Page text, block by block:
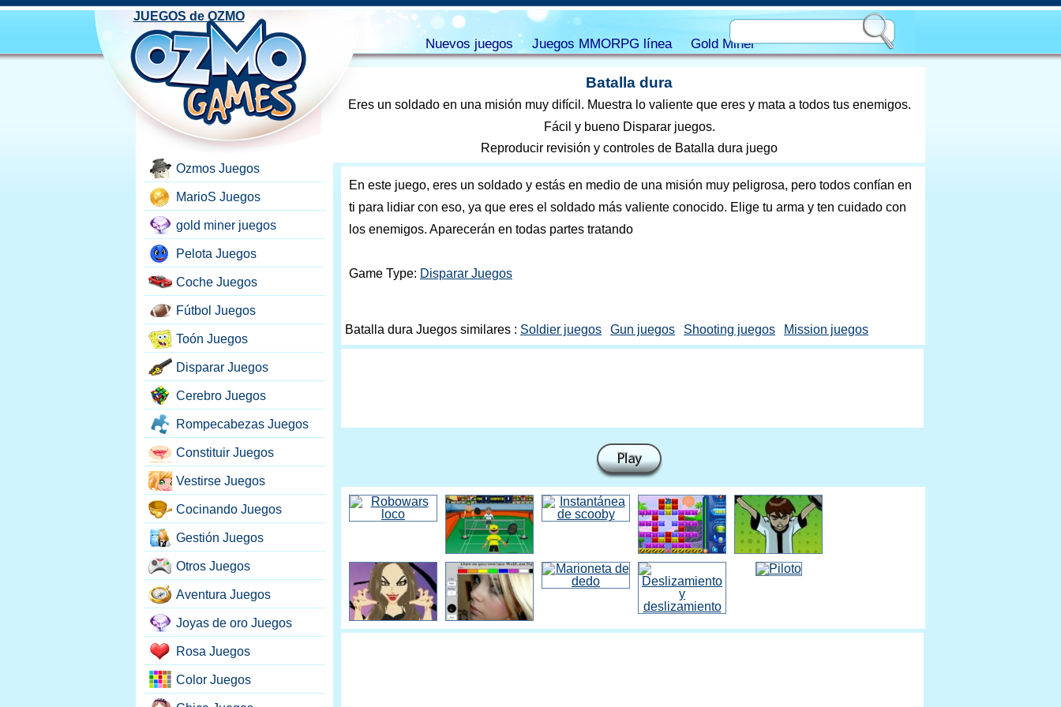
Batalla dura
Eres un soldado en una misión muy difícil. Muestra lo valiente que eres y mata a todos tus enemigos.
Fácil y bueno Disparar juegos.
Reproducir revisión y controles de Batalla dura juego
En este juego, eres un soldado y estás en medio de una misión muy peligrosa, pero todos confían en
ti para lidiar con eso, ya que eres el soldado más valiente conocido. Elige tu arma y ten cuidado con
los enemigos. Aparecerán en todas partes tratando
Game Type: Disparar Juegos
Batalla dura Juegos similares : Soldier juegos Gun juegos Shooting juegos Mission juegos
Ozmos Juegos
MarioS Juegos
gold miner juegos
Pelota Juegos
Coche Juegos
Fútbol Juegos
Toón Juegos
Disparar Juegos
Cerebro Juegos
Rompecabezas Juegos
Constituir Juegos
Vestirse Juegos
Cocinando Juegos
Gestión Juegos
Otros Juegos
Aventura Juegos
Joyas de oro Juegos
Rosa Juegos
Color Juegos
JUEGOS de OZMO
Nuevos juegos Juegos MMORPG línea Gold Miner